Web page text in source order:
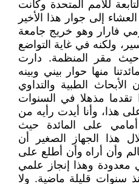
للأمم المتحدة وكانت
إلى جوار هذا الأخير
فارار وهو خريج جامعة
ولكنه في غاية التواضع
مقر المنظمة. دارت
منها حوار بيني وبينه
الطبية والتداوي
مذهلا في السنوات
هذا، وأنا أيدت رأيه من
أمامي على المائدة حيث
هذا الجهاز الصغير أن
وأن أراه وأن أطلع على
معدودة وهذا إنجاز علمي
سنوات قليلة ماضية. ولا